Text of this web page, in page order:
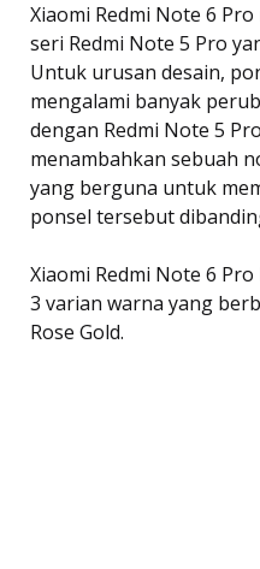
Xiaomi Redmi Note 6
seri Redmi Note 5 Pro
Untuk urusan desain,
mengalami banyak
dengan Redmi Note 5
menambahkan sebuah
yang berguna untuk
ponsel tersebut
Xiaomi Redmi Note 6
3 varian warna yang
Rose Gold.